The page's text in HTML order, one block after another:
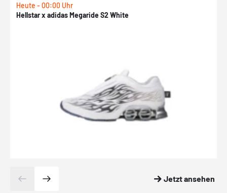
Heute - 00:00 Uhr
Hellstar x adidas Megaride S2 White
Jetzt ansehen